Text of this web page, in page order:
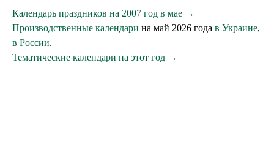
Календарь праздников на 2007 год в мае →
Производственные календари на май 2026 года в Украине,
в России.
Тематические календари на этот год →